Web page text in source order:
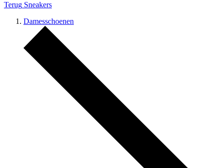
Terug Sneakers
Damesschoenen